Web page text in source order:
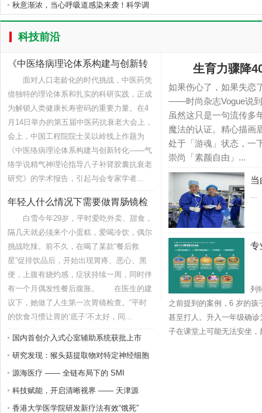
秋意渐浓，当心呼吸道感染来袭！科学调
科技前沿
《中医络病理论体系构建与创新转
化——
面对人口老龄化的时代挑战，中医药凭
借独特的理论体系和扎实的科研实践，正成
为解锁人类健康长寿密码的重要力量。在4
月14日举办的第五届中医药抗衰老大会上，
会上，中国工程院院士吴以岭线上作题为
《中医络病理论体系构建与创新转化——气
络学说精气神理论指导八子补肾胶囊抗衰老
研究》的学术报告，引起与会专家学者...
年轻人什么情况下需要做胃肠镜检
白雪今年29岁，平时爱吃外卖、甜食，
隔几天就必须来个小蛋糕，爱喝冷饮，偶尔
挑战吃辣。前不久，在喝了某款“餐后救
星”促排饮品后，开始出现胃疼、恶心、黑
便，上腹有烧灼感，症状持续一周，同时伴
有一个月偶发性餐后腹胀。 在医生的建
议下，她做了人生第一次胃镜检查。“平时
的饮食习惯让胃的‘底子’不太好，同...
国内首创介入式心室辅助系统获批上市
研究发现：猴头菇提取物对特定神经细胞
源海医疗 —— 全链布局下的 SMI
科技赋能，开启清晰视界 —— 天津源
香港大学医学院研发新疗法有效“饿死”
生育力骤降
如果伤心了，如果失恋
——时尚杂志Vogue说
虽然这只是一句流传多
魔法的认证。精心描画
处于「游魂」状态，一
崇尚「素颜自由」...
当
...
专
列
之前提到的案例，6 岁的
甚至打人。升入一年级确
子在课堂上可能无法安坐